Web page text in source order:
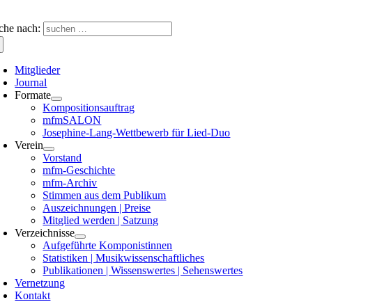
nach:
Mitglieder
Journal
Formate
Kompositionsauftrag
mfmSALON
Josephine-Lang-Wettbewerb für Lied-Duo
Verein
Vorstand
mfm-Geschichte
mfm-Archiv
Stimmen aus dem Publikum
Auszeichnungen | Preise
Mitglied werden | Satzung
Verzeichnisse
Aufgeführte Komponistinnen
Statistiken | Musikwissenschaftliches
Publikationen | Wissenswertes | Sehenswertes
Vernetzung
Kontakt